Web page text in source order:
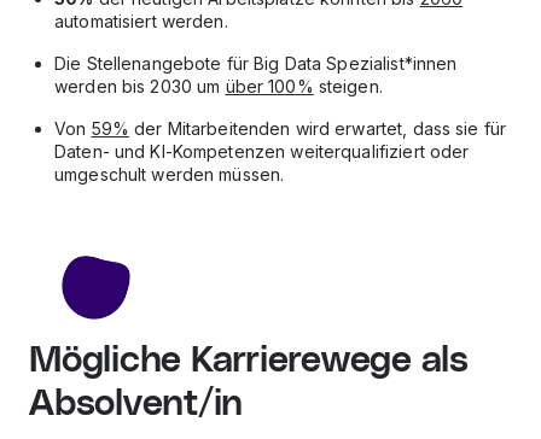
automatisiert werden.
Die Stellenangebote für Big Data Spezialist*innen
werden bis 2030 um über 100% steigen.
Von 59% der Mitarbeitenden wird erwartet, dass sie für
Daten- und KI-Kompetenzen weiterqualifiziert oder
umgeschult werden müssen.
Mögliche Karrierewege als
Absolvent/in